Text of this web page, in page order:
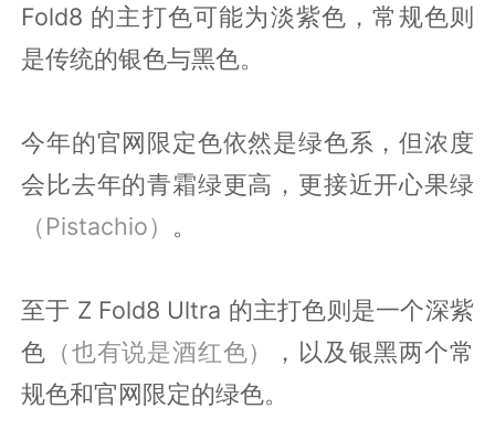
Fold8 的主打色可能为淡紫色，常规色则
是传统的银色与黑色。
今年的官网限定色依然是绿色系，但浓度
会比去年的青霜绿更高，更接近开心果绿
（Pistachio） 。
至于 Z Fold8 Ultra 的主打色则是一个深紫
色 （也有说是酒红色）
，以及银黑两个常
规色和官网限定的绿色。